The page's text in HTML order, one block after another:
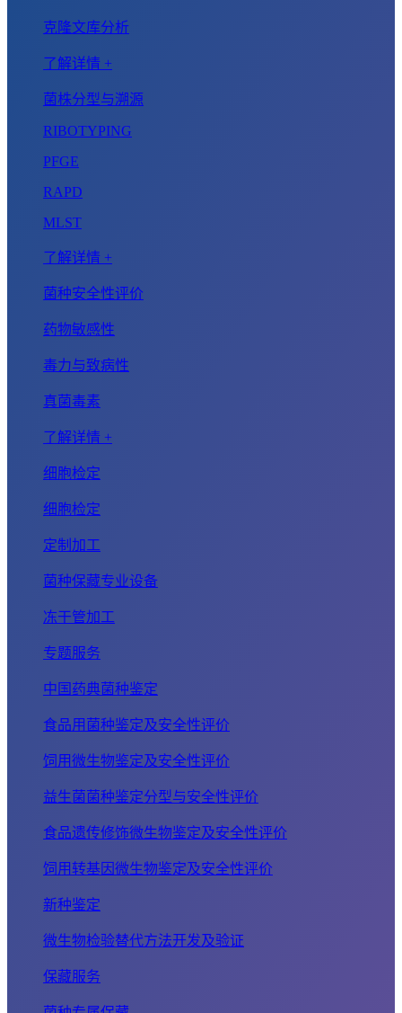
克隆文库分析
了解详情 +
菌株分型与溯源
RIBOTYPING
PFGE
RAPD
MLST
了解详情 +
菌种安全性评价
药物敏感性
毒力与致病性
真菌毒素
了解详情 +
细胞检定
细胞检定
定制加工
菌种保藏专业设备
冻干管加工
专题服务
中国药典菌种鉴定
食品用菌种鉴定及安全性评价
饲用微生物鉴定及安全性评价
益生菌菌种鉴定分型与安全性评价
食品遗传修饰微生物鉴定及安全性评价
饲用转基因微生物鉴定及安全性评价
新种鉴定
微生物检验替代方法开发及验证
保藏服务